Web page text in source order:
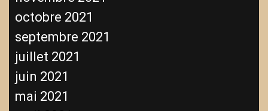
octobre 2021
septembre 2021
juillet 2021
juin 2021
mai 2021